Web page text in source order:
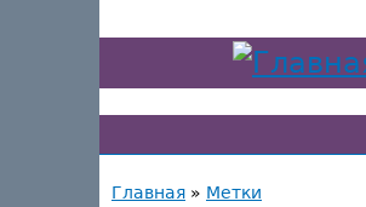
Главная » Метки